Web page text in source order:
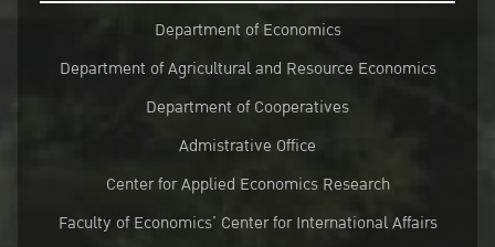
Department of Economics
Department of Agricultural and Resource Economics
Department of Cooperatives
Admistrative Office
Center for Applied Economics Research
Faculty of Economics’ Center for International Affairs